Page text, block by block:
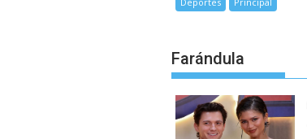
Farándula